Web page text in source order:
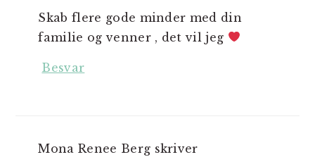
Skab flere gode minder med din
familie og venner , det vil jeg
Besvar
Mona Renee Berg skriver